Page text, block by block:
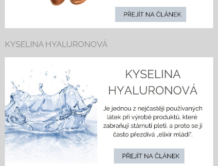
KYSELINA HYALURONOVÁ